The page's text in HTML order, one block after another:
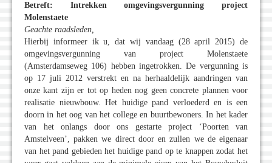
Betreft: Intrekken omgevingsvergunning project
Molenstaete
Geachte raadsleden,
Hierbij informeer ik u, dat wij vandaag (28 april 2015) de
omgevingsvergunning van project Molenstaete
(Amsterdamseweg 106) hebben ingetrokken. De vergunning is
op 17 juli 2012 verstrekt en na herhaaldelijk aandringen van
onze kant zijn er tot op heden nog geen concrete plannen voor
realisatie nieuwbouw. Het huidige pand verloederd en is een
doorn in het oog van het college en buurtbewoners. In het kader
van het onlangs door ons gestarte project ‘Poorten van
Amstelveen’, pakken we direct door en zullen we de eigenaar
van het pand gebieden het huidige pand op te knappen zodat het